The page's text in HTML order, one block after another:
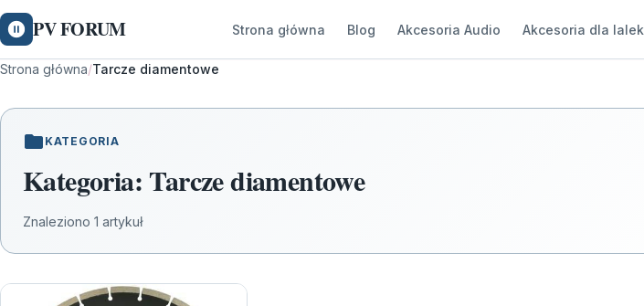
PV FORUM Strona główna Blog Akcesoria Audio Akcesoria dla lalek
Strona główna/Tarcze diamentowe
KATEGORIA
Kategoria: Tarcze diamentowe
Znaleziono 1 artykuł